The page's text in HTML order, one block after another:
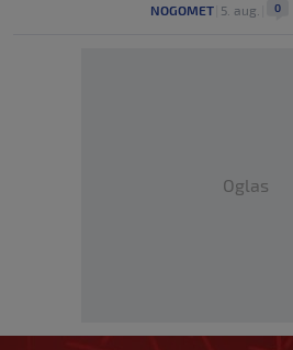
NOGOMET 5. aug. 0
Oglas